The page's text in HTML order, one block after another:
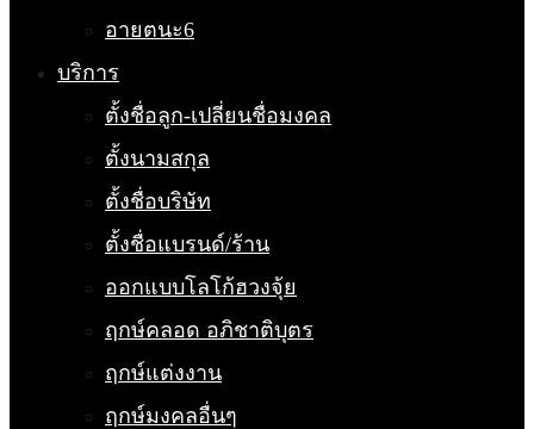
อายตนะ6
บริการ
ตั้งชื่อลูก-เปลี่ยนชื่อมงคล
ตั้งนามสกุล
ตั้งชื่อบริษัท
ตั้งชื่อแบรนด์/ร้าน
ออกแบบโลโก้ฮวงจุ้ย
ฤกษ์คลอด อภิชาติบุตร
ฤกษ์แต่งงาน
ฤกษ์มงคลอื่นๆ